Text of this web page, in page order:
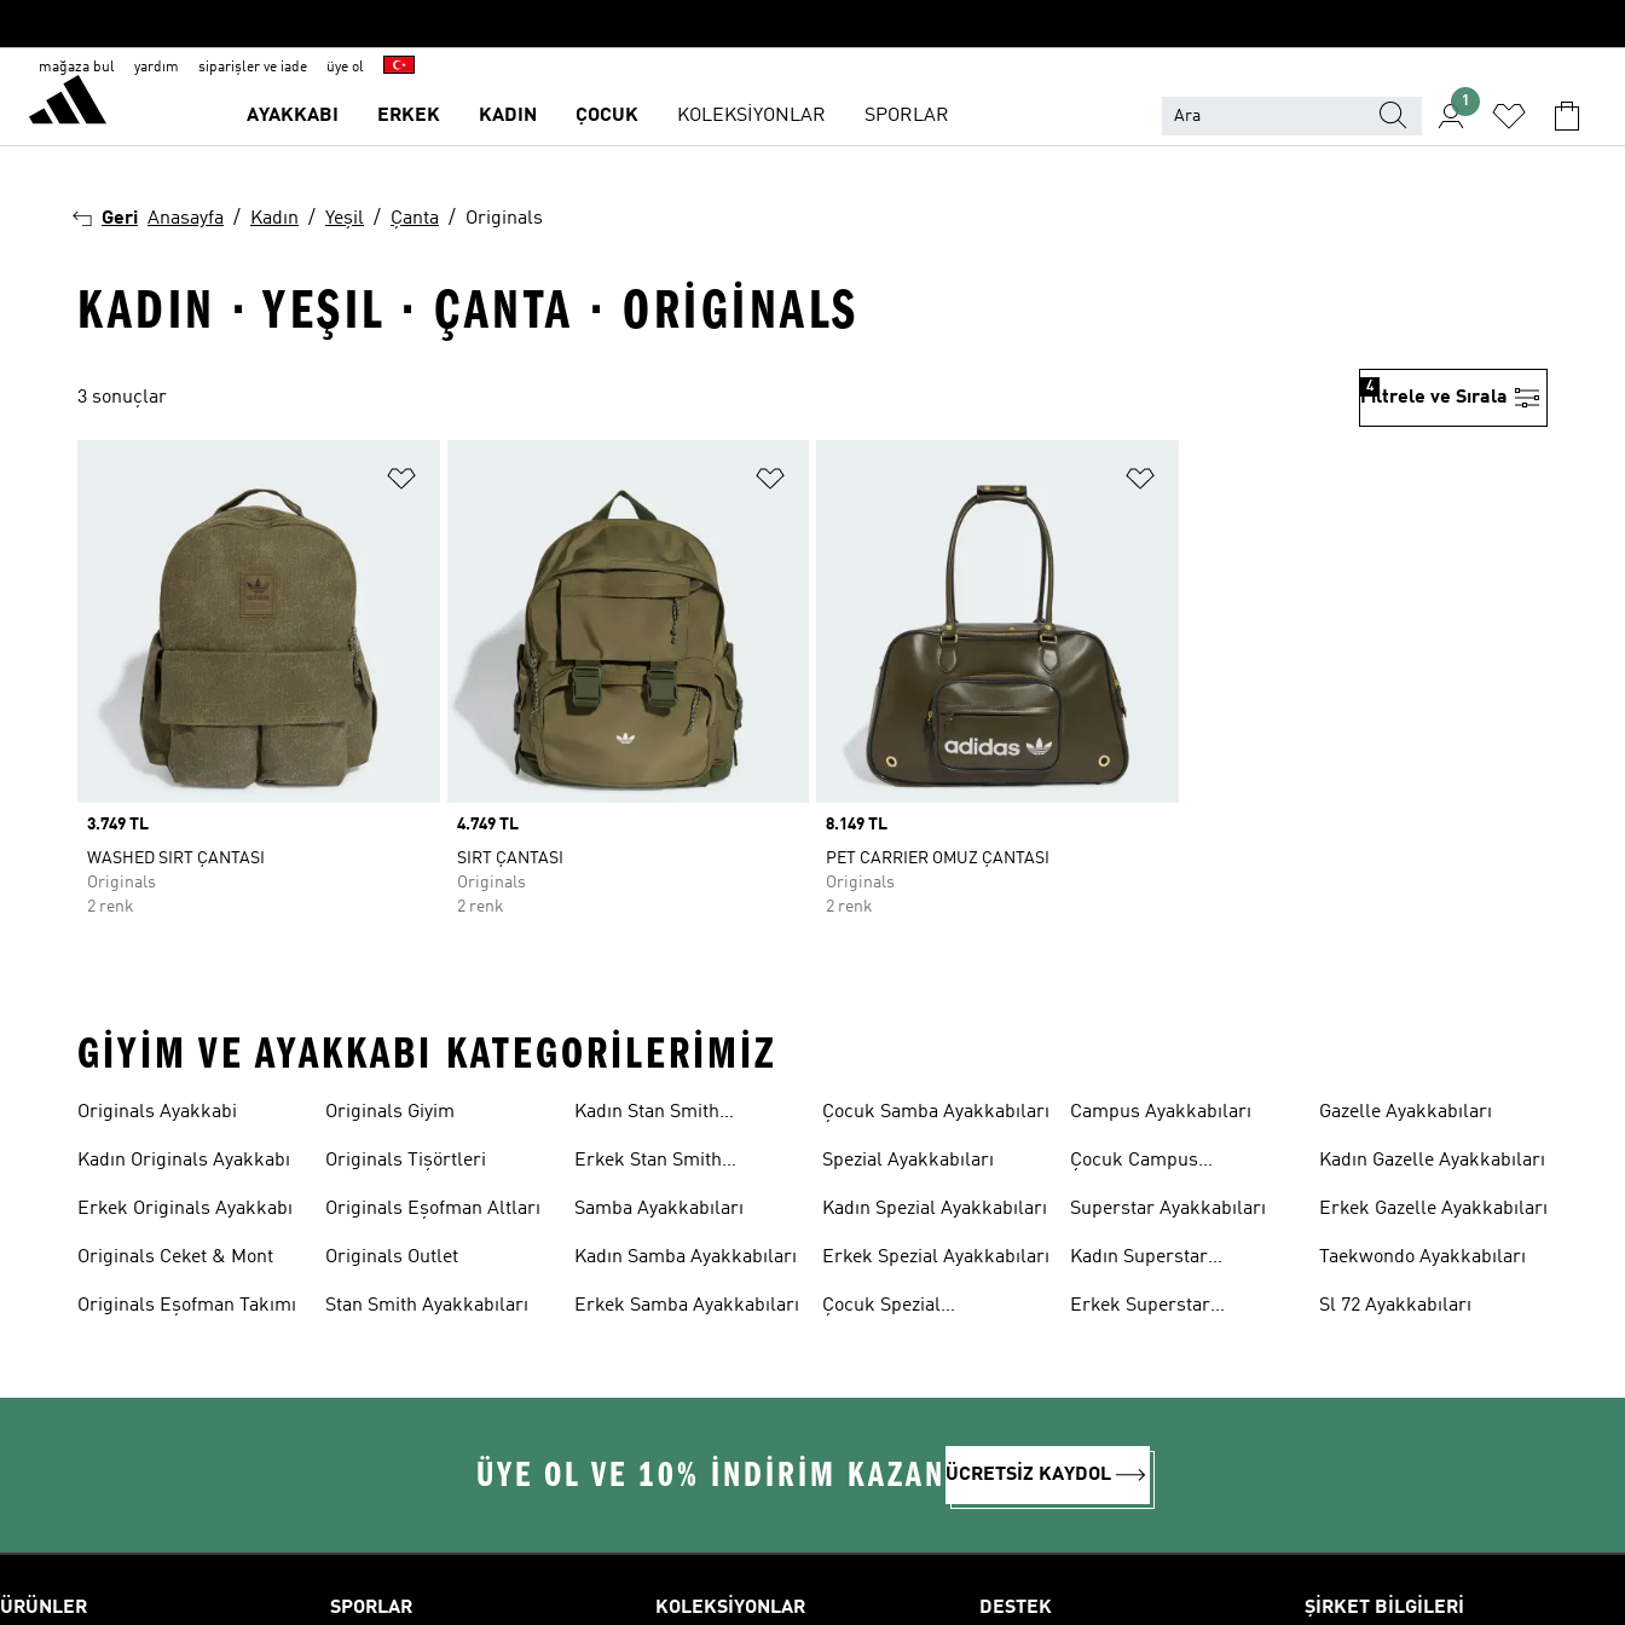
mağaza bul yardım siparişler ve iade üye ol
AYAKKABI ERKEK KADIN ÇOCUK KOLEKSİYONLAR SPORLAR
1
Geri Anasayfa Kadın Yeşil Çanta Originals
KADIN · YEŞIL · ÇANTA · ORIGINALS
3 sonuçlar Filtrele ve Sırala
4
Price
3.749 TL
WASHED SIRT ÇANTASI
Originals
2 renk
Price
4.749 TL
SIRT ÇANTASI
Originals
2 renk
Price
8.149 TL
PET CARRIER OMUZ ÇANTASI
Originals
2 renk
GIYIM VE AYAKKABI KATEGORILERIMIZ
Originals Ayakkabi
Kadın Originals Ayakkabı
Erkek Originals Ayakkabı
Originals Ceket & Mont
Originals Eşofman Takımı
Originals Giyim
Originals Tişörtleri
Originals Eşofman Altları
Originals Outlet
Stan Smith Ayakkabıları
Kadın Stan Smith
Erkek Stan Smith
Samba Ayakkabıları
Kadın Samba Ayakkabıları
Erkek Samba Ayakkabıları
Çocuk Samba Ayakkabıları
Spezial Ayakkabıları
Kadın Spezial Ayakkabıları
Erkek Spezial Ayakkabıları
Çocuk Spezial
Campus Ayakkabıları
Çocuk Campus
Superstar Ayakkabıları
Kadın Superstar
Erkek Superstar
Gazelle Ayakkabıları
Kadın Gazelle Ayakkabıları
Erkek Gazelle Ayakkabıları
Taekwondo Ayakkabıları
Sl 72 Ayakkabıları
ÜYE OL VE 10% İNDİRİM KAZAN ÜCRETSİZ KAYDOL
ÜRÜNLER SPORLAR KOLEKSİYONLAR DESTEK ŞİRKET BİLGİLERİ